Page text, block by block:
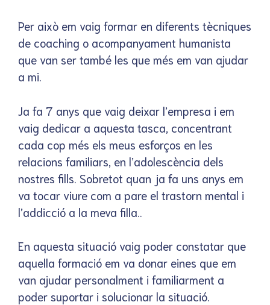
Per això em vaig formar en diferents tècniques
de coaching o acompanyament humanista
que van ser també les que més em van ajudar
a mi.
Ja fa 7 anys que vaig deixar l’empresa i em
vaig dedicar a aquesta tasca, concentrant
cada cop més els meus esforços en les
relacions familiars, en l’adolescència dels
nostres fills. Sobretot quan ja fa uns anys em
va tocar viure com a pare el trastorn mental i
l’addicció a la meva filla..
En aquesta situació vaig poder constatar que
aquella formació em va donar eines que em
van ajudar personalment i familiarment a
poder suportar i solucionar la situació.